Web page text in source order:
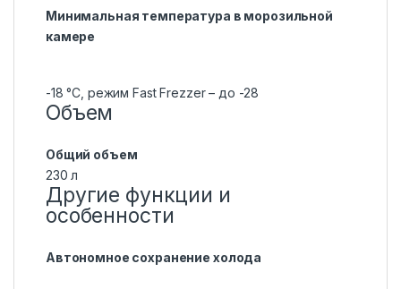
Минимальная температура в морозильной
камере
-18 °C, режим Fast Frezzer – до -28
Объем
Общий объем
230 л
Другие функции и
особенности
Автономное сохранение холода